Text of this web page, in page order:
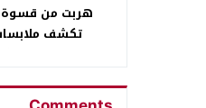
هربت من قسوة
تكشف